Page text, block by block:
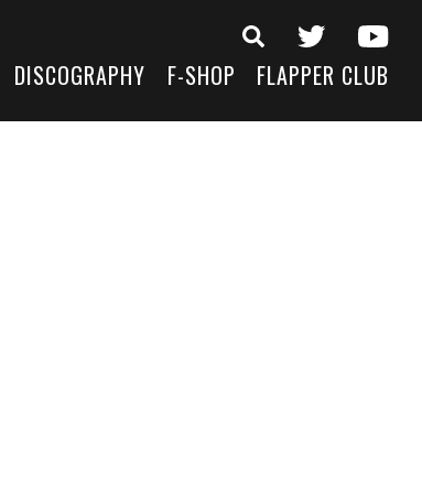
DISCOGRAPHY F-SHOP FLAPPER CLUB